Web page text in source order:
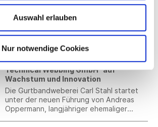
Auswahl erlauben
Nur notwendige Cookies
Das Bundesministerium für Wirtschaft und
Energie (BMWE) hat zur nationalen
„Förderrichtlinie für Beihilfen für strom-
und handelsintensive Unternehmen zur
Strompreisentlastung
(Industriestrompreis) für die
Abrechnungsjahre 2026 bis 2028“
entworfen und konsultiert diese derzeit.
14.01.2026
Carl Stahl setzt als „Carl Stahl
Technical Webbing GmbH“ auf
Wachstum und Innovation
Die Gurtbandweberei Carl Stahl startet
unter der neuen Führung von Andreas
Oppermann, langjähriger ehemaliger